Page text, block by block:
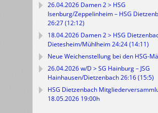
26.04.2026 Damen 2 > HSG
Isenburg/Zeppelinheim – HSG
26:27 (12:12)
18.04.2026 Damen 2 > HSG
Dietesheim/Mühlheim 24:24 (14:11)
Neue Weichenstellung bei den HSG-
26.04.2026 w/D > SG Hainburg – JSG
Hainhausen/Dietzenbach 26:16 (15:5)
HSG Dietzenbach
18.05.2026 19:00h